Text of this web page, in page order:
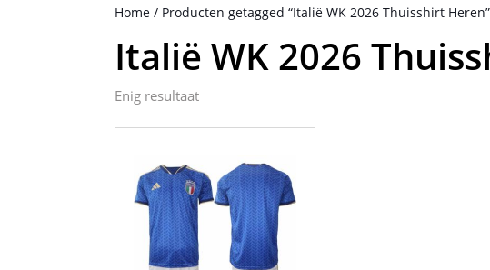
Home / Producten getagged “Italië WK 2026 Thuisshirt Heren”
Italië WK 2026
Enig resultaat